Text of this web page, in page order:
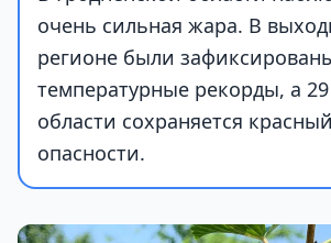
очень сильная жара. В
регионе были
температурные рекорды, а
области сохраняется
опасности.